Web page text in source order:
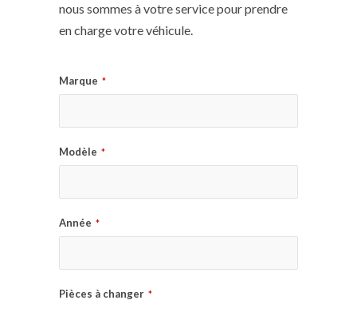
nous sommes à votre service pour prendre
en charge votre véhicule.
Marque *
Modèle *
Année *
Pièces à changer *